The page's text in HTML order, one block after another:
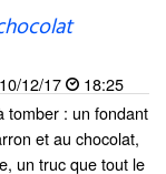
10/12/17
18:25
tomber : un fondant
et au chocolat,
un truc que tout le